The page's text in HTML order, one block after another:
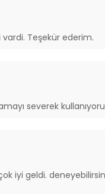
Teşekür ederim.
severek
iyi geldi.